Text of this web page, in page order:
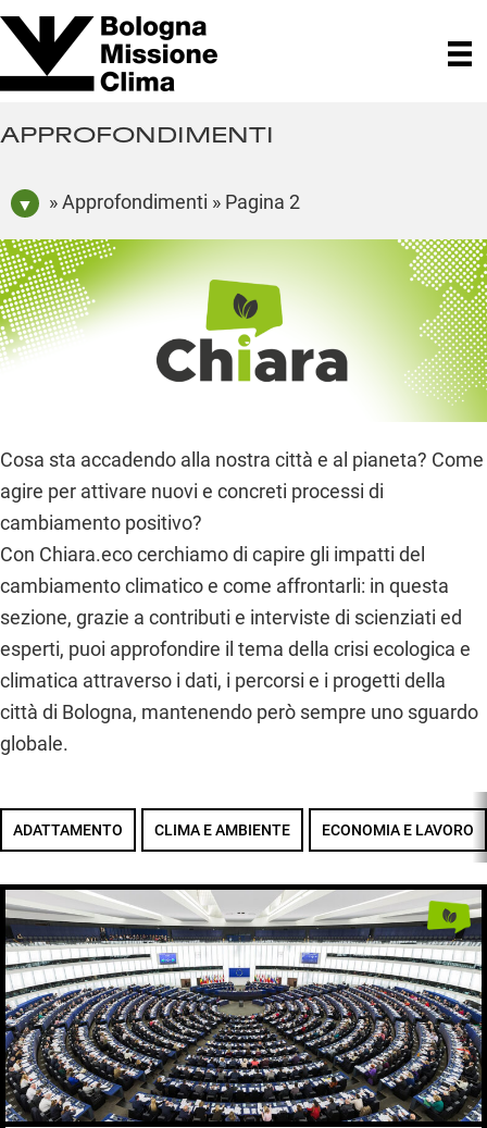
APPROFONDIMENTI
» Approfondimenti » Pagina 2
Cosa sta accadendo alla nostra città e al pianeta? Come
agire per attivare nuovi e concreti processi di
cambiamento positivo?
Con Chiara.eco cerchiamo di capire gli impatti del
cambiamento climatico e come affrontarli: in questa
sezione, grazie a contributi e interviste di scienziati ed
esperti, puoi approfondire il tema della crisi ecologica e
climatica attraverso i dati, i percorsi e i progetti della
città di Bologna, mantenendo però sempre uno sguardo
globale.
ADATTAMENTO CLIMA E AMBIENTE ECONOMIA E LAVORO